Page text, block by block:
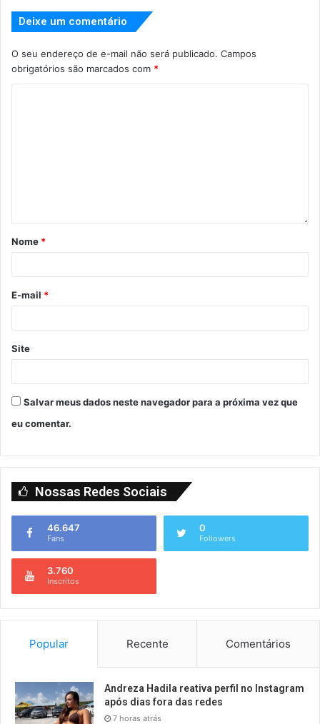
Deixe um comentário
O seu endereço de e-mail não será publicado. Campos
obrigatórios são marcados com *
Nome *
E-mail *
Site
Salvar meus dados neste navegador para a próxima vez que
eu comentar.
Nossas Redes Sociais
46.647
Fans
0
Followers
3.760
Inscritos
Popular Recente Comentários
Andreza Hadila reativa perfil no Instagram
após dias fora das redes
7 horas atrás